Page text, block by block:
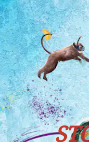
Tutti i viaggi